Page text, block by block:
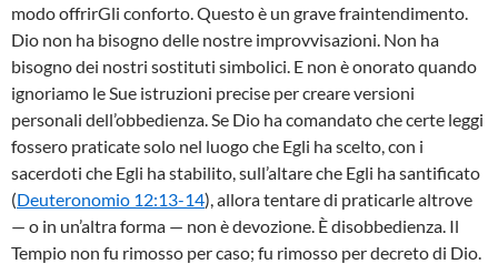
modo offrirGli conforto. Questo è un grave fraintendimento.
Dio non ha bisogno delle nostre improvvisazioni. Non ha
bisogno dei nostri sostituti simbolici. E non è onorato quando
ignoriamo le Sue istruzioni precise per creare versioni
personali dell’obbedienza. Se Dio ha comandato che certe leggi
fossero praticate solo nel luogo che Egli ha scelto, con i
sacerdoti che Egli ha stabilito, sull’altare che Egli ha santificato
(Deuteronomio 12:13-14), allora tentare di praticarle altrove
— o in un’altra forma — non è devozione. È disobbedienza. Il
Tempio non fu rimosso per caso; fu rimosso per decreto di Dio.